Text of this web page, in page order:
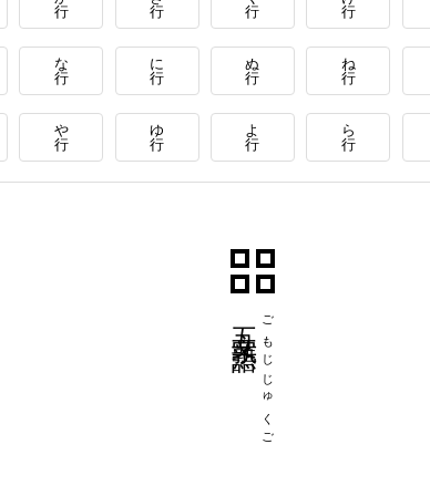
行
行
行
行
な
行
に
行
ぬ
行
ね
行
や
行
ゆ
行
よ
行
ら
行
ごもじじゅくご